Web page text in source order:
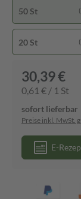
50 St
20 St
30,39 €
0,61 € / 1 St
sofort lieferbar
Preise inkl. MwSt.
E-